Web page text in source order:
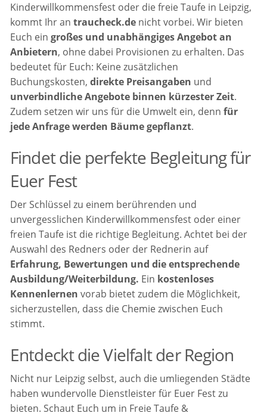
Kinderwillkommensfest oder die freie Taufe in Leipzig,
kommt Ihr antraucheck.de nicht vorbei. Wir bieten
Euch eingroßes und unabhängiges Angebot an
Anbietern, ohne dabei Provisionen zu erhalten. Das
bedeutet für Euch: Keine zusätzlichen
Buchungskosten,direkte Preisangaben und
unverbindliche Angebote binnen kürzester Zeit.
Zudem setzen wir uns für die Umwelt ein, dennfür
jede Anfrage werden Bäume gepflanzt.
Findet die perfekte Begleitung für
Euer Fest
Der Schlüssel zu einem berührenden und
unvergesslichen Kinderwillkommensfest oder einer
freien Taufe ist die richtige Begleitung. Achtet bei der
Auswahl des Redners oder der Rednerin auf
Erfahrung, Bewertungen und die entsprechende
Ausbildung/Weiterbildung. Ein kostenloses
Kennenlernen vorab bietet zudem die Möglichkeit,
sicherzustellen, dass die Chemie zwischen Euch
stimmt.
Entdeckt die Vielfalt der Region
Nicht nur Leipzig selbst, auch die umliegenden Städte
haben wundervolle Dienstleister für Euer Fest zu
bieten. Schaut Euch um in Freie Taufe &